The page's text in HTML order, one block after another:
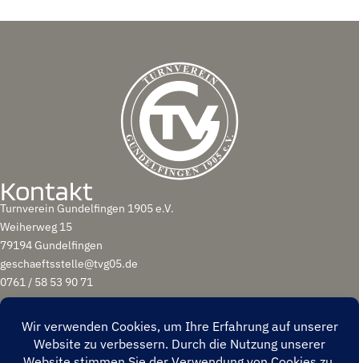
Kontakt
Turnverein Gundelfingen 1905 e.V.
Weiherweg 15
79194 Gundelfingen
geschaeftsstelle@tvg05.de
0761 / 58 53 90 71